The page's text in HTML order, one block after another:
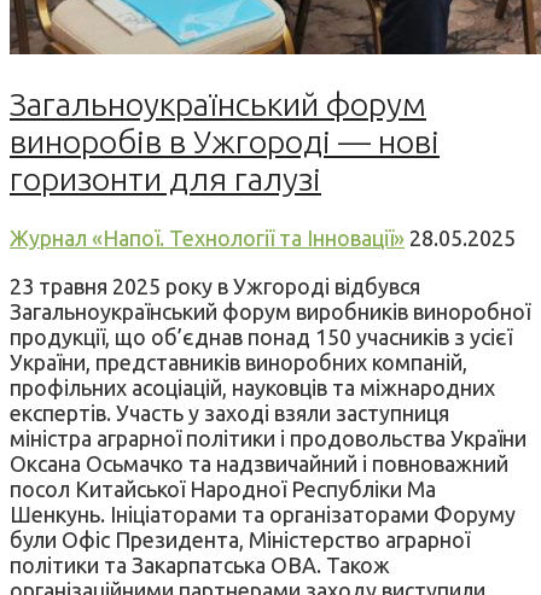
Загальноукраїнський форум
виноробів в Ужгороді — нові
горизонти для галузі
Журнал «Напої. Технології та Інновації» 28.05.2025
23 травня 2025 року в Ужгороді відбувся
Загальноукраїнський форум виробників виноробної
продукції, що об’єднав понад 150 учасників з усієї
України, представників виноробних компаній,
профільних асоціацій, науковців та міжнародних
експертів. Участь у заході взяли заступниця
міністра аграрної політики і продовольства України
Оксана Осьмачко та надзвичайний і повноважний
посол Китайської Народної Республіки Ма
Шенкунь. Ініціаторами та організаторами Форуму
були Офіс Президента, Міністерство аграрної
політики та Закарпатська ОВА. Також
організаційними партнерами заходу виступили